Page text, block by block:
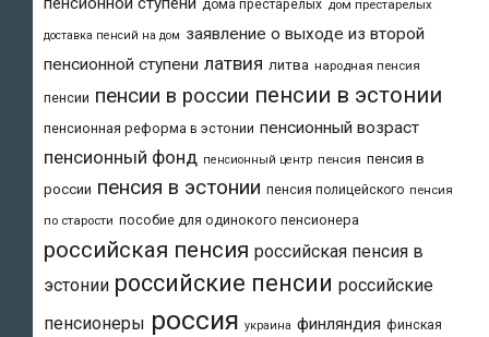
дома престарелых дом престарелых
доставка пенсий на дом заявление о выходе из второй
пенсионной ступени латвия литва народная пенсия
пенсии пенсии в россии пенсии в эстонии
пенсионная реформа в эстонии пенсионный возраст
пенсионный фонд пенсионный центр пенсия пенсия в
россии пенсия в эстонии пенсия полицейского пенсия
по старости пособие для одинокого пенсионера
российская пенсия российская пенсия в
эстонии российские пенсии российские
пенсионеры россия украина финляндия финская